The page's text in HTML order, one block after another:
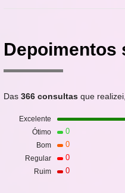
Depoimentos
Das 366 consultasque
Excelente
Ótimo 0
Bom 0
Regular 0
Ruim 0